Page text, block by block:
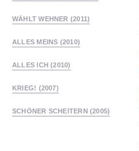
WÄHLT WEHNER (2011)
ALLES MEINS (2010)
ALLES ICH (2010)
KRIEG! (2007)
SCHÖNER SCHEITERN (2005)